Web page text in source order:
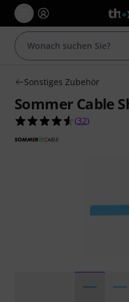
Sonstiges Zubehör
Sommer Cable
4.6 von 5
(32)